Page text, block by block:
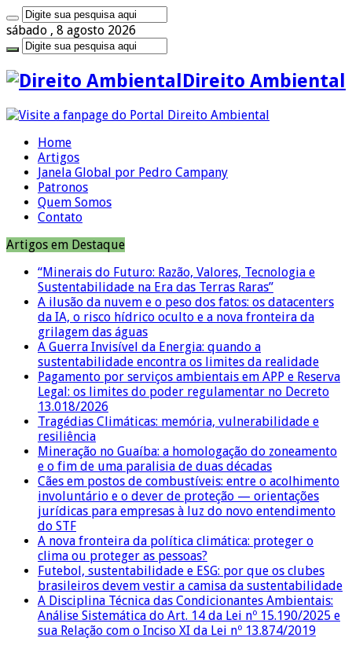
sábado , 8 agosto 2026
Direito Ambiental
Home
Artigos
Janela Global por Pedro Campany
Patronos
Quem Somos
Contato
Artigos em Destaque
“Minerais do Futuro: Razão, Valores, Tecnologia e
Sustentabilidade na Era das Terras Raras”
A ilusão da nuvem e o peso dos fatos: os datacenters
da IA, o risco hídrico oculto e a nova fronteira da
grilagem das águas
A Guerra Invisível da Energia: quando a
sustentabilidade encontra os limites da realidade
Pagamento por serviços ambientais em APP e Reserva
Legal: os limites do poder regulamentar no Decreto
13.018/2026
Tragédias Climáticas: memória, vulnerabilidade e
resiliência
Mineração no Guaíba: a homologação do zoneamento
e o fim de uma paralisia de duas décadas
Cães em postos de combustíveis: entre o acolhimento
involuntário e o dever de proteção — orientações
jurídicas para empresas à luz do novo entendimento
do STF
A nova fronteira da política climática: proteger o
clima ou proteger as pessoas?
Futebol, sustentabilidade e ESG: por que os clubes
brasileiros devem vestir a camisa da sustentabilidade
A Disciplina Técnica das Condicionantes Ambientais:
Análise Sistemática do Art. 14 da Lei nº 15.190/2025 e
sua Relação com o Inciso XI da Lei nº 13.874/2019